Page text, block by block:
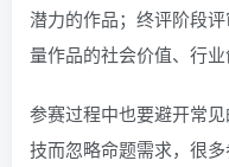
潜力的作品；终评阶段
量作品的社会价值、行业
参赛过程中也要避开常
技而忽略命题需求，很